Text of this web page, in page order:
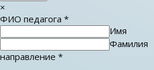
×
ФИО педагога *
Имя
Фамилия
направление *